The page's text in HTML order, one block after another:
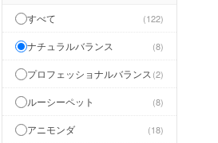
すべて 122
ナチュラルバランス 8
プロフェッショナルバランス 2
ルーシーペット 8
アニモンダ 18